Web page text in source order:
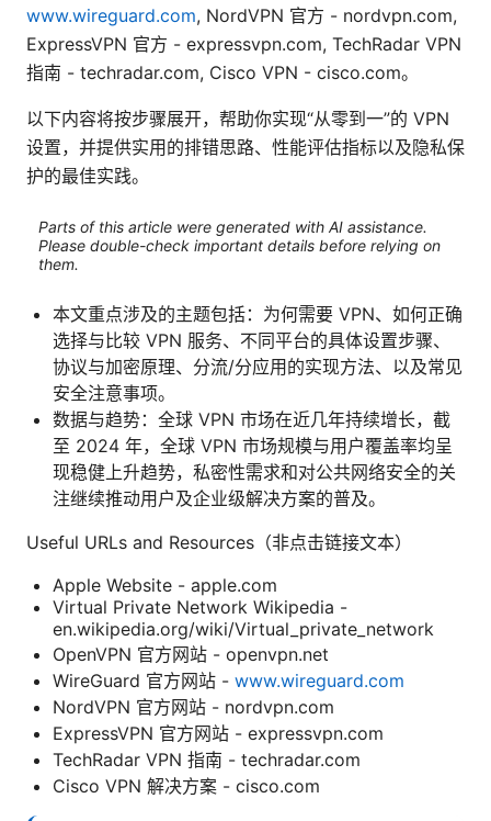
www.wireguard.com, NordVPN 官方 - nordvpn.com,
ExpressVPN 官方 - expressvpn.com, TechRadar VPN
指南 - techradar.com, Cisco VPN - cisco.com。
以下内容将按步骤展开，帮助你实现“从零到一”的 VPN
设置，并提供实用的排错思路、性能评估指标以及隐私保
护的最佳实践。
Parts of this article were generated with AI assistance.
Please double-check important details before relying on
them.
本文重点涉及的主题包括：为何需要 VPN、如何正确
选择与比较 VPN 服务、不同平台的具体设置步骤、
协议与加密原理、分流/分应用的实现方法、以及常见
安全注意事项。
数据与趋势：全球 VPN 市场在近几年持续增长，截
至 2024 年，全球 VPN 市场规模与用户覆盖率均呈
现稳健上升趋势，私密性需求和对公共网络安全的关
注继续推动用户及企业级解决方案的普及。
Useful URLs and Resources（非点击链接文本）
Apple Website - apple.com
Virtual Private Network Wikipedia -
en.wikipedia.org/wiki/Virtual_private_network
OpenVPN 官方网站 - openvpn.net
WireGuard 官方网站 - www.wireguard.com
NordVPN 官方网站 - nordvpn.com
ExpressVPN 官方网站 - expressvpn.com
TechRadar VPN 指南 - techradar.com
Cisco VPN 解决方案 - cisco.com